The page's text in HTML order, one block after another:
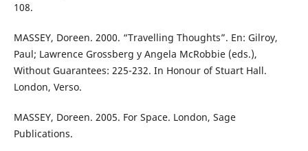
108.
MASSEY, Doreen. 2000. “Travelling Thoughts”. En: Gilroy,
Paul; Lawrence Grossberg y Angela McRobbie (eds.),
Without Guarantees: 225-232. In Honour of Stuart Hall.
London, Verso.
MASSEY, Doreen. 2005. For Space. London, Sage
Publications.